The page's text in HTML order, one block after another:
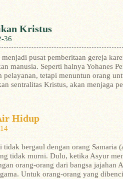
Kristus
36
pusat pemberitaan gereja
manusia. Seperti halnya Yohanes
pelayanan, tetapi menuntun orang
sentralitas Kristus, akan menjaga
Hidup
tidak bergaul dengan orang Samaria
tidak murni. Dulu, ketika Asyur
orang-orang dari bangsa
Untuk orang-orang yang